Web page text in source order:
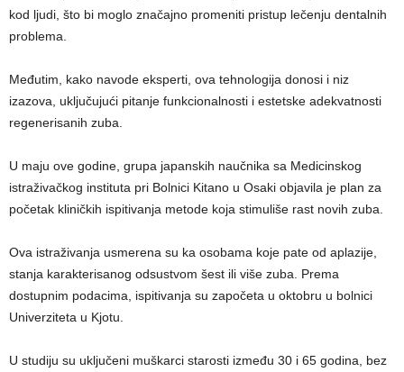
kod ljudi, što bi moglo značajno promeniti pristup lečenju dentalnih
problema.
Međutim, kako navode eksperti, ova tehnologija donosi i niz
izazova, uključujući pitanje funkcionalnosti i estetske adekvatnosti
regenerisanih zuba.
U maju ove godine, grupa japanskih naučnika sa Medicinskog
istraživačkog instituta pri Bolnici Kitano u Osaki objavila je plan za
početak kliničkih ispitivanja metode koja stimuliše rast novih zuba.
Ova istraživanja usmerena su ka osobama koje pate od aplazije,
stanja karakterisanog odsustvom šest ili više zuba. Prema
dostupnim podacima, ispitivanja su započeta u oktobru u bolnici
Univerziteta u Kjotu.
U studiju su uključeni muškarci starosti između 30 i 65 godina, bez